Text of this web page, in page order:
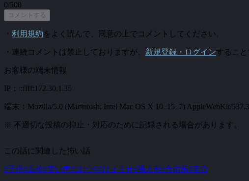
0/500
コメントする
・ 利用規約をよく読んで、同意の上でコメントしてください。
・連続コメントは禁止しておりますが、 新規登録・ログインするこ
お客様の端末情報
IP：::ffff:172.30.1.35
端末：Mozilla/5.0 (Macintosh; Intel Mac OS X 10_15_7) AppleWebKit/
※ 不適切な投稿の抑止・対応のために記録される場合があります。
この話に関連した怖い話
#子供#高校#笑い声#コピペ#ひょうせ#禍人形#合宿所#圭介